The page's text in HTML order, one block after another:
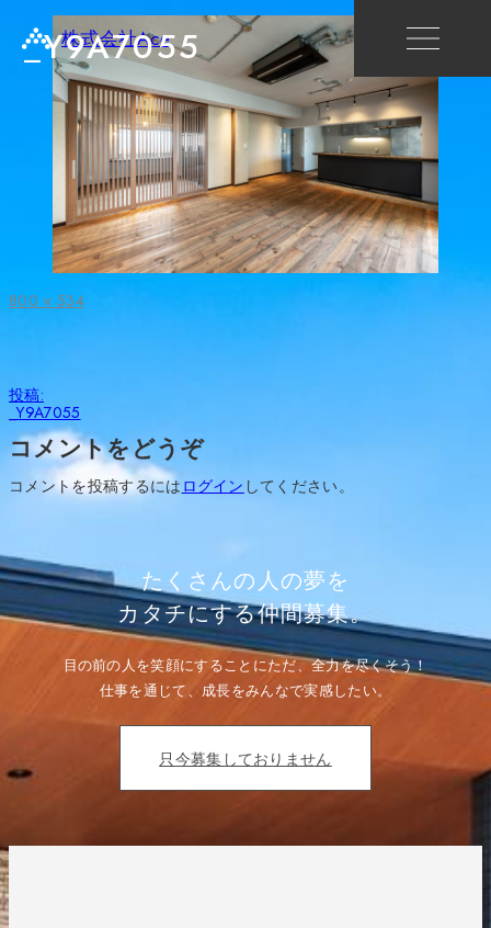
株式会社Ace
_Y9A7055
フ
800 × 534
投
稿
ナ
ビ
ゲ
ー
シ
投稿:
_Y9A7055
コメントをどうぞ
コメントを投稿するには ログイン してください。
たくさんの人の夢を
カタチにする仲間募集。
目の前の人を笑顔にすることにただ、全力を尽くそう！
仕事を通じて、成長をみんなで実感したい。
只今募集しておりません